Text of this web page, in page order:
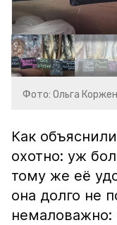
Фото: Ольга
Как
охотно: уж
тому же её
она долго не
немаловажно: